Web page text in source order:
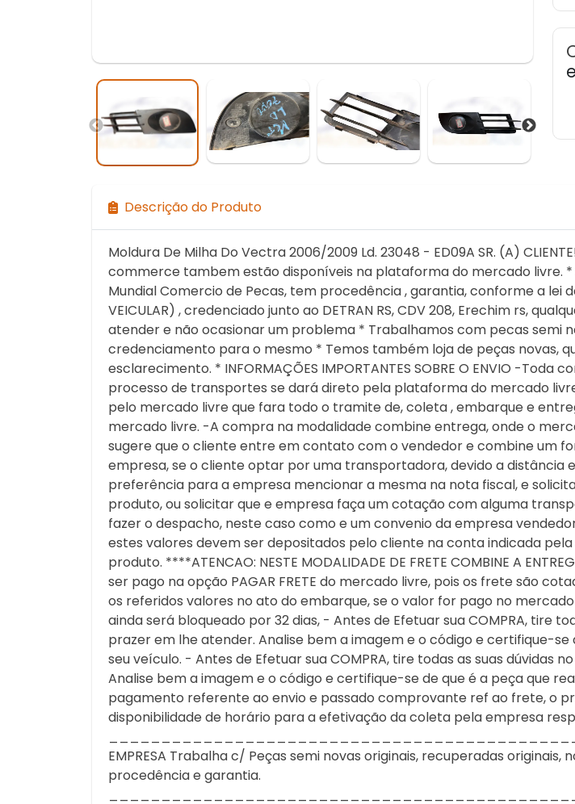
Descrição do Produto
Moldura De Milha Do Vectra 2006/2009 Ld. 23048 - ED09A SR. (A)
commerce tambem estão disponíveis na plataforma do mercado livre. *
Mundial Comercio de Pecas, tem procedência , garantia, conforme a lei
VEICULAR) , credenciado junto ao DETRAN RS, CDV 208, Erechim rs,
atender e não ocasionar um problema * Trabalhamos com pecas semi
credenciamento para o mesmo * Temos também loja de peças novas,
esclarecimento. * INFORMAÇÕES IMPORTANTES SOBRE O ENVIO -
processo de transportes se dará direto pela plataforma do mercado
pelo mercado livre que fara todo o tramite de, coleta , embarque e
mercado livre. -A compra na modalidade combine entrega, onde o
sugere que o cliente entre em contato com o vendedor e combine um
empresa, se o cliente optar por uma transportadora, devido a
preferência para a empresa mencionar a mesma na nota fiscal, e
produto, ou solicitar que e empresa faça um cotação com alguma
fazer o despacho, neste caso como e um convenio da empresa
estes valores devem ser depositados pelo cliente na conta indicada
produto. ****ATENCAO: NESTE MODALIDADE DE FRETE COMBINE A
ser pago na opção PAGAR FRETE do mercado livre, pois os frete são
os referidos valores no ato do embarque, se o valor for pago no
ainda será bloqueado por 32 dias, - Antes de Efetuar sua COMPRA, tire
prazer em lhe atender. Analise bem a imagem e o código e certifique-
seu veículo. - Antes de Efetuar sua COMPRA, tire todas as suas
Analise bem a imagem e o código e certifique-se de que é a peça que
pagamento referente ao envio e passado comprovante ref ao frete, o
disponibilidade de horário para a efetivação da coleta pela empresa
EMPRESA Trabalha c/ Peças semi novas originais, recuperadas
procedência e garantia.